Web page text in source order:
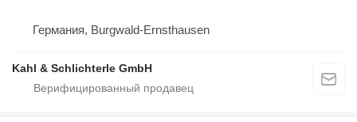
Германия, Burgwald-Ernsthausen
Kahl & Schlichterle GmbH